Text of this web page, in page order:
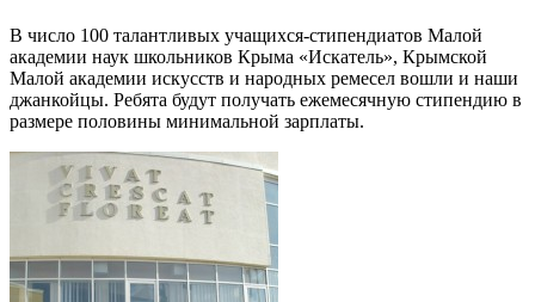
В число 100 талантливых учащихся-стипендиатов Малой
академии наук школьников Крыма «Искатель», Крымской
Малой академии искусств и народных ремесел вошли и наши
джанкойцы. Ребята будут получать ежемесячную стипендию в
размере половины минимальной зарплаты.